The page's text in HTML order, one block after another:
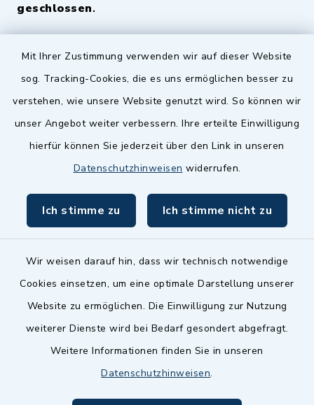
Mit Ihrer Zustimmung verwenden wir auf dieser Website
sog. Tracking-Cookies, die es uns ermöglichen besser zu
verstehen, wie unsere Website genutzt wird. So können wir
unser Angebot weiter verbessern. Ihre erteilte Einwilligung
hierfür können Sie jederzeit über den Link in unseren
Datenschutzhinweisen widerrufen.
Ich stimme zu Ich stimme nicht zu
Wir weisen darauf hin, dass wir technisch notwendige
Cookies einsetzen, um eine optimale Darstellung unserer
Website zu ermöglichen. Die Einwilligung zur Nutzung
weiterer Dienste wird bei Bedarf gesondert abgefragt.
Weitere Informationen finden Sie in unseren
Datenschutzhinweisen.
geschlossen.
Quicklinks
Zenngrund Allianz
Dillenberggruppe
inixmedia GmbH
Barrierefreiheit